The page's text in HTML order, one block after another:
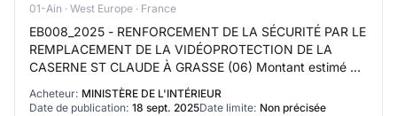
01-Ain · West Europe · France
EB008_2025 - RENFORCEMENT DE LA SÉCURITÉ PAR LE
REMPLACEMENT DE LA VIDÉOPROTECTION DE LA
CASERNE ST CLAUDE À GRASSE (06) Montant estimé du
marché: 50000 EURO Date cible de publication (Attention
: Da…
Acheteur: MINISTÈRE DE L'INTÉRIEUR
Date de publication: 18 sept. 2025Date limite: Non précisée